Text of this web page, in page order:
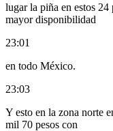
lugar la piña en estos
mayor disponibilidad
23:01
en todo México.
23:03
Y esto en la zona norte
mil 70 pesos con